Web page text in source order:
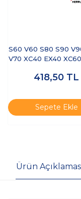
S60 V60 S80 S90
V70 XC40 EX40 XC60
KEÇESİ
418,50 TL
Sepete Ekle
Ürün